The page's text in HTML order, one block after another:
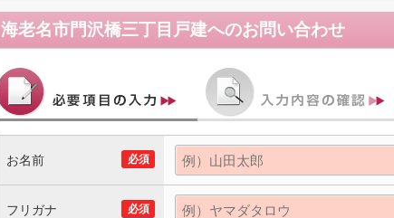
海老名市門沢橋三丁目戸建へのお問い合わせ
必須
お名前
必須
フリガナ